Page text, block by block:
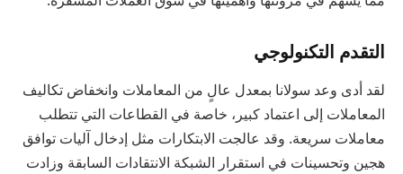
التقدم التكنولوجي
لقد أدى وعد سولانا بمعدل عالٍ من المعاملات وانخفاض تكاليف
المعاملات إلى اعتماد كبير، خاصة في القطاعات التي تتطلب
معاملات سريعة. وقد عالجت الابتكارات مثل إدخال آليات توافق
هجين وتحسينات في استقرار الشبكة الانتقادات السابقة وزادت